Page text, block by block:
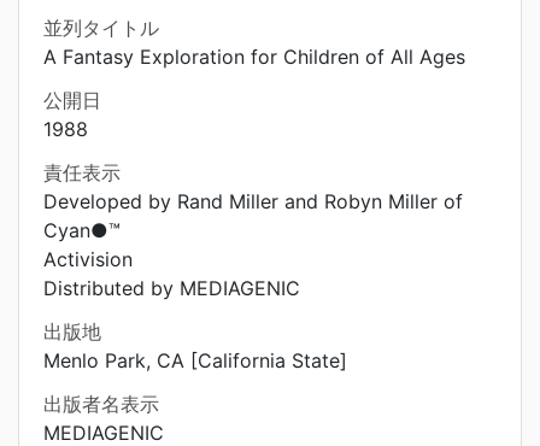
並列タイトル
A Fantasy Exploration for Children of All Ages
公開日
1988
責任表示
Developed by Rand Miller and Robyn Miller of
Cyan●™
Activision
Distributed by MEDIAGENIC
出版地
Menlo Park, CA [California State]
出版者名表示
MEDIAGENIC